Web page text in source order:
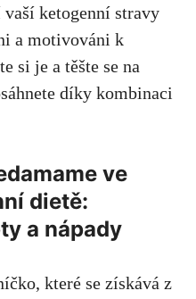
vaší ketogenní stravy
a ⁢motivováni k
si je a těšte se na
díky⁢ kombinaci
ve
dietě:
a nápady
které se získává z